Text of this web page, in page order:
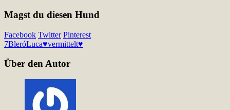
Magst du diesen Hund
Facebook Twitter Pinterest
7BleróLuca♥vermittelt♥
Über den Autor